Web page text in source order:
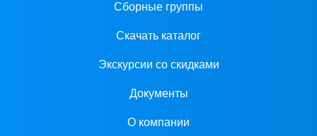
Сборные группы
Скачать каталог
Экскурсии со скидками
Документы
О компании